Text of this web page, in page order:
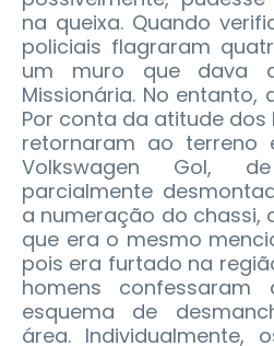
na queixa. Quando
policiais flagraram
um muro que dava
Missionária. No
Por conta da atitude dos
retornaram ao terreno
Volkswagen Gol,
parcialmente
a numeração do chassi,
que era o mesmo
pois era furtado na
homens confessaram
esquema de
área. Individualmente,